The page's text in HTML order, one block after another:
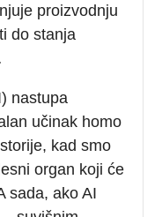
proizvodnju
do stanja
nastupa
učinak homo
kad smo
organ koji će
sada, ako AI